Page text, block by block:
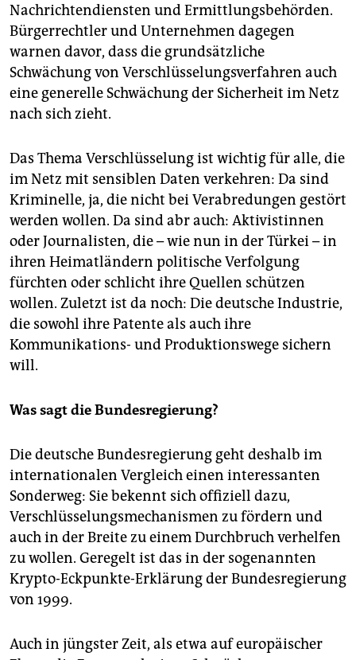
Nachrichtendiensten und Ermittlungsbehörden.
Bürgerrechtler und Unternehmen dagegen
warnen davor, dass die grundsätzliche
Schwächung von Verschlüsselungsverfahren auch
eine generelle Schwächung der Sicherheit im Netz
nach sich zieht.
Das Thema Verschlüsselung ist wichtig für alle, die
im Netz mit sensiblen Daten verkehren: Da sind
Kriminelle, ja, die nicht bei Verabredungen gestört
werden wollen. Da sind abr auch: Aktivistinnen
oder Journalisten, die – wie nun in der Türkei – in
ihren Heimatländern politische Verfolgung
fürchten oder schlicht ihre Quellen schützen
wollen. Zuletzt ist da noch: Die deutsche Industrie,
die sowohl ihre Patente als auch ihre
Kommunikations- und Produktionswege sichern
will.
Was sagt die Bundesregierung?
Die deutsche Bundesregierung geht deshalb im
internationalen Vergleich einen interessanten
Sonderweg: Sie bekennt sich offiziell dazu,
Verschlüsselungsmechanismen zu fördern und
auch in der Breite zu einem Durchbruch verhelfen
zu wollen. Geregelt ist das in der sogenannten
Krypto-Eckpunkte-Erklärung der Bundesregierung
von 1999.
Auch in jüngster Zeit, als etwa auf europäischer